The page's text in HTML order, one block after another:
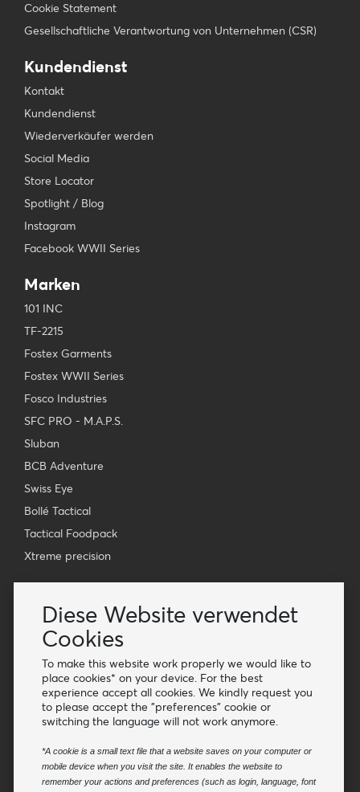
Diese Website verwendet
Cookies
To make this website work properly we would like to
place cookies* on your device. For the best
experience accept all cookies. We kindly request you
to please accept the "preferences" cookie or
switching the language will not work anymore.
*A cookie is a small text file that a website saves on your computer or
mobile device when you visit the site. It enables the website to
remember your actions and preferences (such as login, language, font
Cookie Statement
Gesellschaftliche Verantwortung von Unternehmen (CSR)
Kundendienst
Kontakt
Kundendienst
Wiederverkäufer werden
Social Media
Store Locator
Spotlight / Blog
Instagram
Facebook WWII Series
Marken
101 INC
TF-2215
Fostex Garments
Fostex WWII Series
Fosco Industries
SFC PRO - M.A.P.S.
Sluban
BCB Adventure
Swiss Eye
Bollé Tactical
Tactical Foodpack
Xtreme precision
Großhandel Van Os Imports B.V.
E-mail: info@vanosimports.nl
Telefon: + 31 348 451 219
WhatsApp us!
Finden Sie unsere Händler
Newsletter